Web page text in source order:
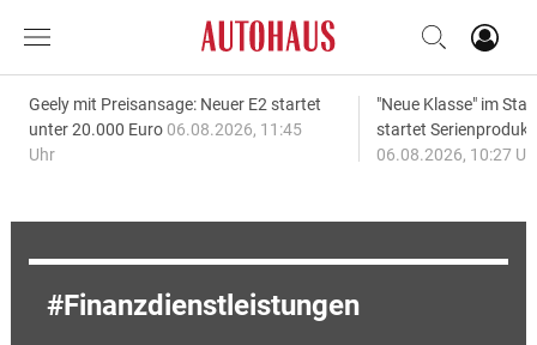
Geely mit Preisansage: Neuer E2 startet
unter 20.000 Euro 06.08.2026, 11:45
Uhr
"Neue Klasse" im
startet
06.08.2026, 10:27
Finanzdienstleistungen